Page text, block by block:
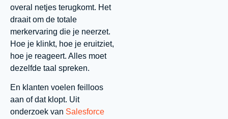
overal netjes terugkomt. Het
draait om de totale
merkervaring die je neerzet.
Hoe je klinkt, hoe je eruitziet,
hoe je reageert. Alles moet
dezelfde taal spreken.
En klanten voelen feilloos
aan of dat klopt. Uit
onderzoek van Salesforce